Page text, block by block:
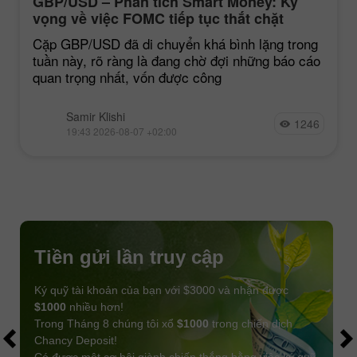
vọng về việc FOMC tiếp tục thắt chặt
chính sách vẫn ở mức thấp
Cặp GBP/USD đã di chuyển khá bình lặng trong
tuần này, rõ ràng là đang chờ đợi những báo cáo
quan trọng nhất, vốn được công
Samir Klishi
19:43 2026-08-07 +02:00 1246
Tiền gửi lần truy cập
Ký quỹ tài khoản của bạn với $3000 và nhận được
$1000 nhiều hơn!
Trong Tháng 8 chúng tôi xổ $1000 trong chiến dịch
Chancy Deposit!